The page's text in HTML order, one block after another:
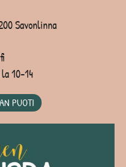
Savonlinna
10-14
PUOTI